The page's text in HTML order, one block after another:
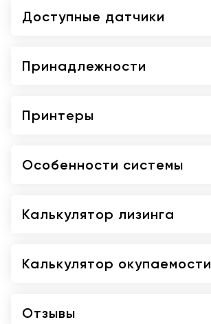
Доступные датчики
Принадлежности
Принтеры
Особенности системы
Калькулятор лизинга
Калькулятор окупаемости
Отзывы